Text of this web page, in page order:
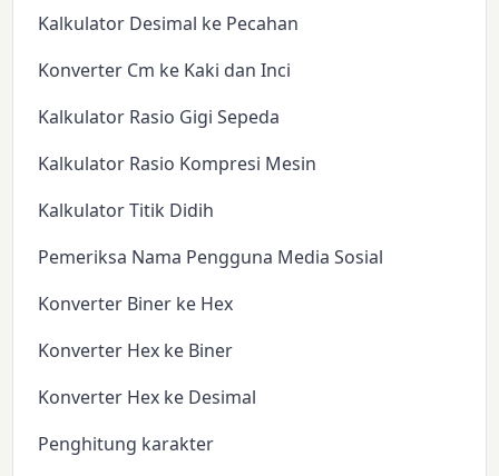
Kalkulator Desimal ke Pecahan
Konverter Cm ke Kaki dan Inci
Kalkulator Rasio Gigi Sepeda
Kalkulator Rasio Kompresi Mesin
Kalkulator Titik Didih
Pemeriksa Nama Pengguna Media Sosial
Konverter Biner ke Hex
Konverter Hex ke Biner
Konverter Hex ke Desimal
Penghitung karakter